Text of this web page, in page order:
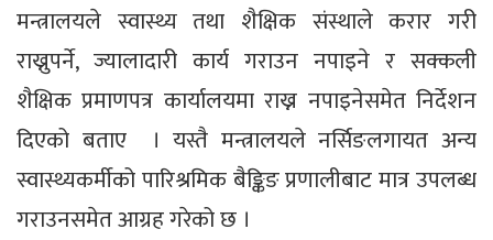
मन्त्रालयले स्वास्थ्य तथा शैक्षिक संस्थाले करार गरी
राख्नुपर्ने, ज्यालादारी कार्य गराउन नपाइने र सक्कली
शैक्षिक प्रमाणपत्र कार्यालयमा राख्न नपाइनेसमेत निर्देशन
दिएको बताए । यस्तै मन्त्रालयले नर्सिङलगायत अन्य
स्वास्थ्यकर्मीको पारिश्रमिक बैङ्किङ प्रणालीबाट मात्र उपलब्ध
गराउनसमेत आग्रह गरेको छ ।